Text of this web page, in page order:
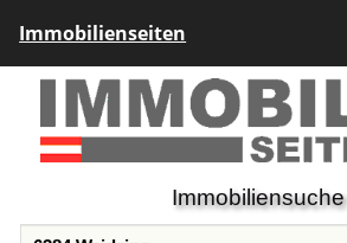
Immobilienseiten
Immobiliensuche